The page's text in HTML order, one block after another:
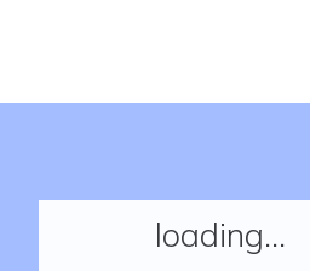
loading...